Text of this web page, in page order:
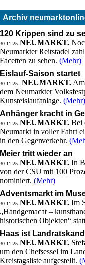
Archiv
120 Krippen sind zu
30.11.25 NEUMARKT.
Neumarkter Reitstadel
Facetten zu sehen. (Mehr)
Eislauf-Saison startet
30.11.25 NEUMARKT.
dem Neumarkter
Kunsteislaufanlage. (Mehr)
Anhänger kracht in
30.11.25 NEUMARKT. Bei
Neumarkt in voller Fahrt
in den Gegenverkehr.
Meier tritt wieder an
30.11.25 NEUMARKT. In
von der CSU mit 100
nominiert. (Mehr)
Adventsmarkt im
30.11.25 NEUMARKT. Im
„Handgemacht –
historischen Objekten“
Haas ist
30.11.25 NEUMARKT.
um den Chefsessel im
Kreistagsliste aufgestellt.